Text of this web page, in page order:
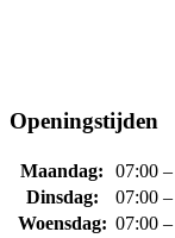
Openingstijden
Maandag:
07:00
Dinsdag:
07:00
Woensdag: 07:00